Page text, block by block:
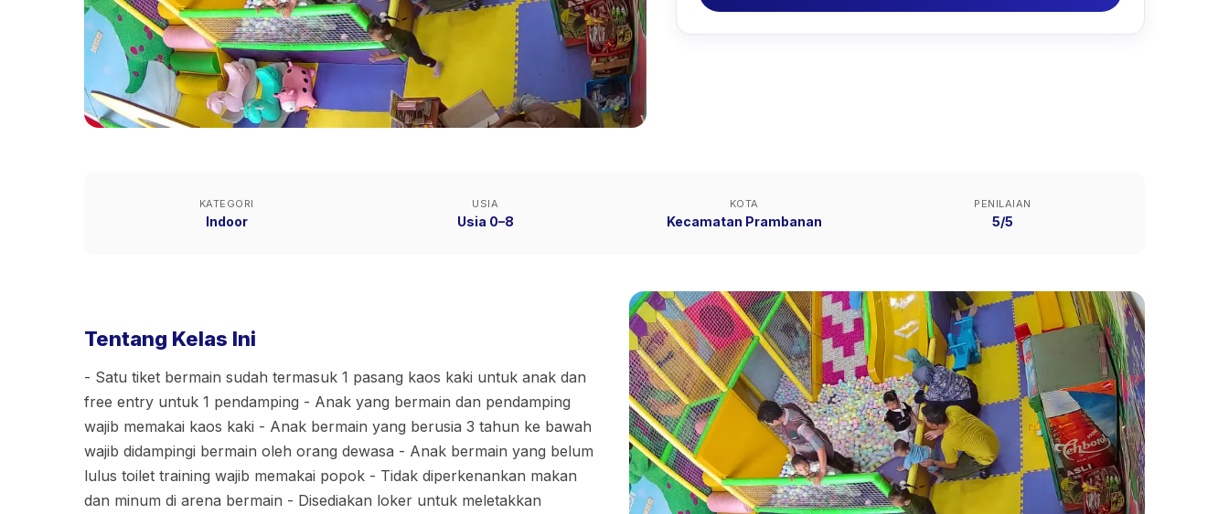
KATEGORI
Indoor
USIA
Usia 0–8
KOTA
Kecamatan Prambanan
PENILAIAN
5/5
Tentang Kelas Ini
- Satu tiket bermain sudah termasuk 1 pasang kaos kaki untuk anak dan
free entry untuk 1 pendamping - Anak yang bermain dan pendamping
wajib memakai kaos kaki - Anak bermain yang berusia 3 tahun ke bawah
wajib didampingi bermain oleh orang dewasa - Anak bermain yang belum
lulus toilet training wajib memakai popok - Tidak diperkenankan makan
dan minum di arena bermain - Disediakan loker untuk meletakkan